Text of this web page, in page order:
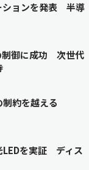
ションを発表 半導
制御に成功 次世代
約を越える
LEDを実証 ディス